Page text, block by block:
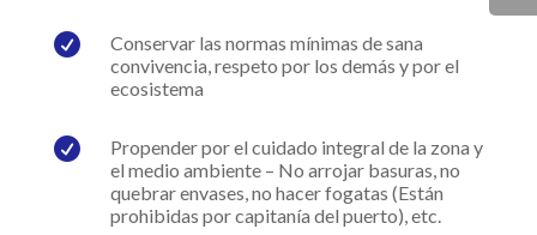

Conservar las normas mínimas de sana
convivencia, respeto por los demás y por el
ecosistema

Propender por el cuidado integral de la zona y
el medio ambiente – No arrojar basuras, no
quebrar envases, no hacer fogatas (Están
prohibidas por capitanía del puerto), etc.